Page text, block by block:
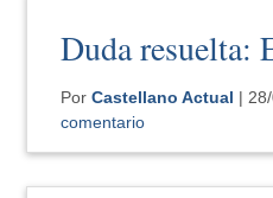
Duda resuelta:
PorCastellano Actual |
comentario